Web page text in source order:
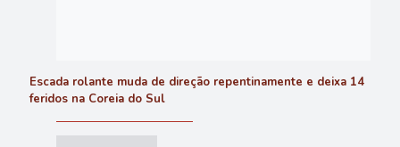
Escada rolante muda de direção repentinamente e deixa 14
feridos na Coreia do Sul